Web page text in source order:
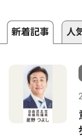
新着記事 人